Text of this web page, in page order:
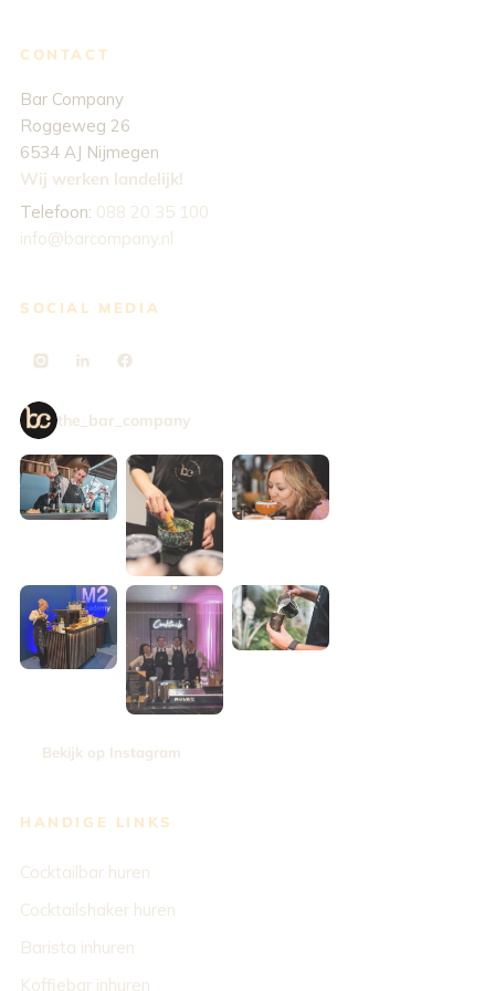
CONTACT
Bar Company
Roggeweg 26
6534 AJ Nijmegen
Wij werken landelijk!
Telefoon: 088 20 35 100
info@barcompany.nl
SOCIAL MEDIA
the_bar_company
Bekijk op Instagram
HANDIGE LINKS
Cocktailbar huren
Cocktailshaker huren
Barista inhuren
Koffiebar inhuren